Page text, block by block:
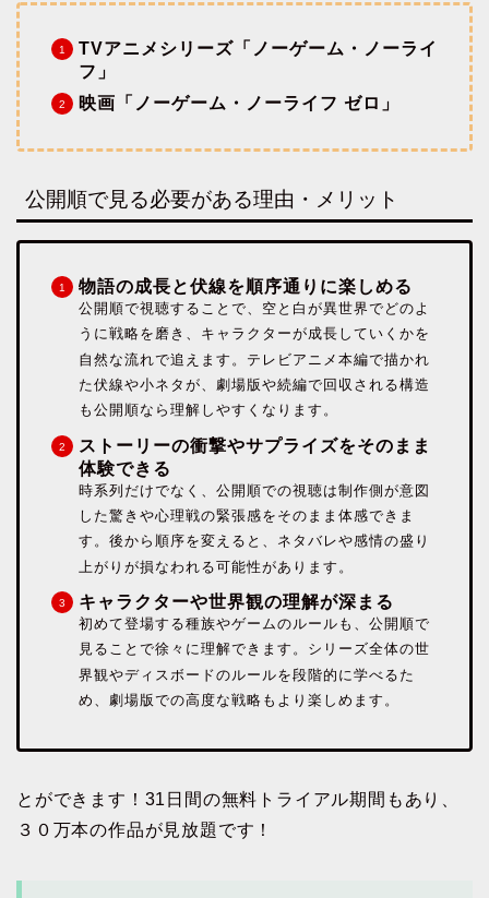
TVアニメシリーズ「ノーゲーム・ノーライ
フ」
映画「ノーゲーム・ノーライフ ゼロ」
公開順で見る必要がある理由・メリット
物語の成長と伏線を順序通りに楽しめる
公開順で視聴することで、空と白が異世界でどのよ
うに戦略を磨き、キャラクターが成長していくかを
自然な流れで追えます。テレビアニメ本編で描かれ
た伏線や小ネタが、劇場版や続編で回収される構造
も公開順なら理解しやすくなります。
ストーリーの衝撃やサプライズをそのまま
体験できる
時系列だけでなく、公開順での視聴は制作側が意図
した驚きや心理戦の緊張感をそのまま体感できま
す。後から順序を変えると、ネタバレや感情の盛り
上がりが損なわれる可能性があります。
キャラクターや世界観の理解が深まる
初めて登場する種族やゲームのルールも、公開順で
見ることで徐々に理解できます。シリーズ全体の世
界観やディスボードのルールを段階的に学べるた
め、劇場版での高度な戦略もより楽しめます。
とができます！31日間の無料トライアル期間もあり、
３０万本の作品が見放題です！